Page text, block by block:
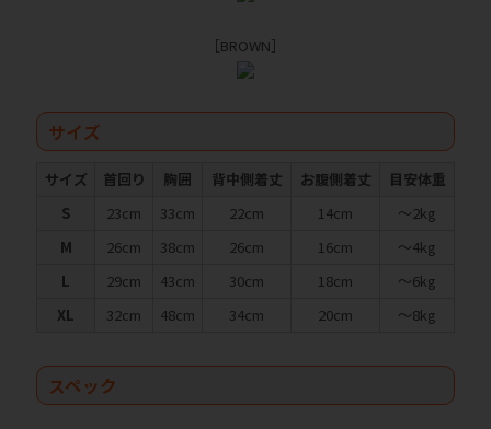
［BROWN］
サイズ
サイズ 首回り 胸囲 背中側着丈 お腹側着丈
目安体重
S
23cm 33cm 22cm 14cm
～2kg
M
26cm 38cm 26cm 16cm
～4kg
L
29cm 43cm 30cm 18cm
～6kg
XL
32cm 48cm 34cm 20cm ～8kg
スペック